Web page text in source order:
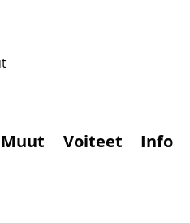
Muut Voiteet Info